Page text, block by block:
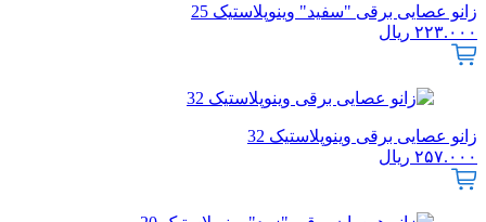
زانو عصایی برقی "سفید" وینوپلاستیک 25
۲۲۳.۰۰۰ ریال
زانو عصایی برقی وینوپلاستیک 32
۲۵۷.۰۰۰ ریال